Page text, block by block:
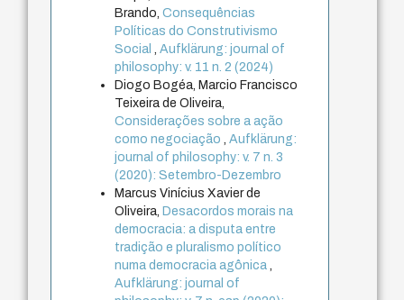
Brando,Consequências
Políticas do Construtivismo
Social
,Aufklärung: journal of
philosophy: v. 11 n. 2 (2024)
Diogo Bogéa, Marcio Francisco
Teixeira de Oliveira,
Considerações sobre a ação
como negociação
,Aufklärung:
journal of philosophy: v. 7 n. 3
(2020): Setembro-Dezembro
Marcus Vinícius Xavier de
Oliveira,Desacordos morais na
democracia: a disputa entre
tradição e pluralismo político
numa democracia agônica
Aufklärung: journal of